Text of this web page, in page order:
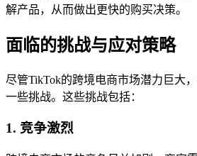
解产品，从而做出更快的购买决策。
面临的挑战与应对策略
尽管TikTok的跨境电商市场潜力巨大
一些挑战。这些挑战包括：
1. 竞争激烈